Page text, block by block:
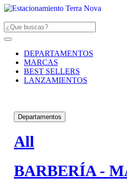
DEPARTAMENTOS
MARCAS
BEST SELLERS
LANZAMIENTOS
Departamentos
All
BARBERÍA -